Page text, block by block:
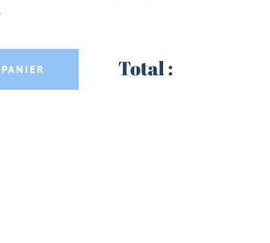
EQUITABLE - LA ROUTE DES
Total :